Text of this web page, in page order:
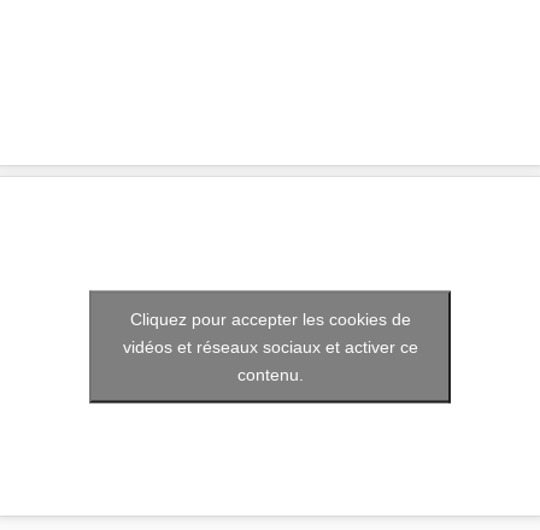
Cliquez pour accepter les cookies de
vidéos et réseaux sociaux et activer ce
contenu.